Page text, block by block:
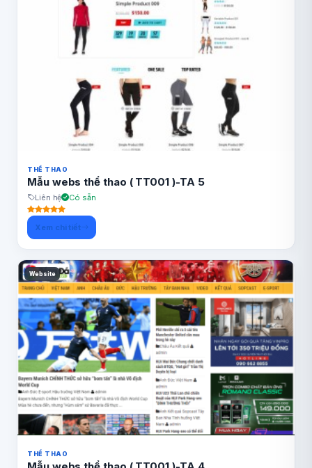
THỂ THAO
Mẫu webs thể thao ( TT001 )-TA 5
Liên hệ Có sẵn
Xem chi tiết
Website
THỂ THAO